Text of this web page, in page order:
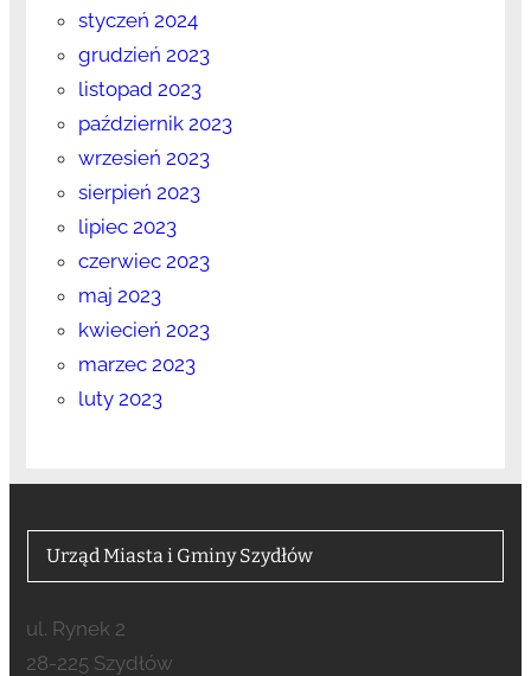
styczeń 2024
grudzień 2023
listopad 2023
październik 2023
wrzesień 2023
sierpień 2023
lipiec 2023
czerwiec 2023
maj 2023
kwiecień 2023
marzec 2023
luty 2023
Urząd Miasta i Gminy Szydłów
ul. Rynek 2
28-225 Szydłów